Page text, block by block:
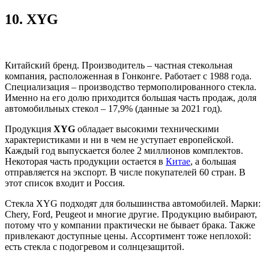
10. XYG
Китайский бренд. Производитель – частная стекольная
компания, расположенная в Гонконге. Работает с 1988 года.
Специализация – производство термополированного стекла.
Именно на его долю приходится большая часть продаж, доля
автомобильных стекол – 17,9% (данные за 2021 год).
Продукция XYG обладает высокими техническими
характеристиками и ни в чем не уступает европейской.
Каждый год выпускается более 2 миллионов комплектов.
Некоторая часть продукции остается в Китае, а большая
отправляется на экспорт. В числе покупателей 60 стран. В
этот список входит и Россия.
Стекла XYG подходят для большинства автомобилей. Марки:
Chery, Ford, Peugeot и многие другие. Продукцию выбирают,
потому что у компании практически не бывает брака. Также
привлекают доступные цены. Ассортимент тоже неплохой:
есть стекла с подогревом и солнцезащитой.